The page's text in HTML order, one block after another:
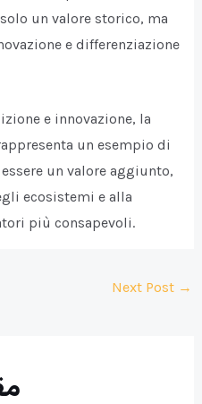
un valore storico, ma
e differenziazione
e innovazione, la
un esempio di
un valore aggiunto,
ecosistemi e alla
più consapevoli.
Next Post →